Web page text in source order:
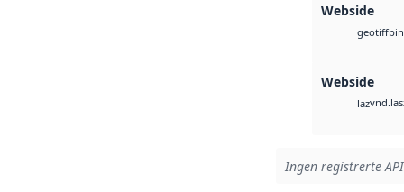
Webside
geotiffbin
Webside
laz
Ingen registrerte